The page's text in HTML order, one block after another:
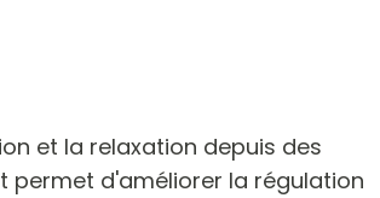
et la relaxation depuis des
permet d'améliorer la régulation